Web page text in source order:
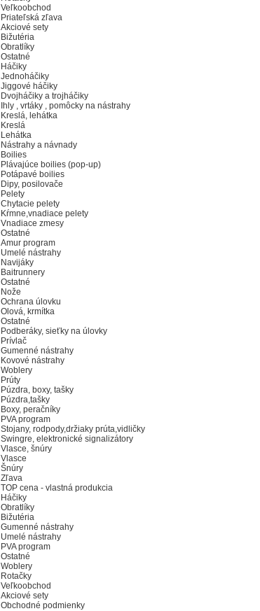
Veľkoobchod
Priateľská zľava
Akciové sety
Bižutéria
Obratlíky
Ostatné
Háčiky
Jednoháčiky
Jiggové háčiky
Dvojháčiky a trojháčiky
Ihly , vrtáky , pomôcky na nástrahy
Kreslá, lehátka
Kreslá
Lehátka
Nástrahy a návnady
Boilies
Plávajúce boilies (pop-up)
Potápavé boilies
Dipy, posilovače
Pelety
Chytacie pelety
Kŕmne,vnadiace pelety
Vnadiace zmesy
Ostatné
Amur program
Umelé nástrahy
Navijáky
Baitrunnery
Ostatné
Nože
Ochrana úlovku
Olová, krmítka
Ostatné
Podberáky, sieťky na úlovky
Prívlač
Gumenné nástrahy
Kovové nástrahy
Woblery
Prúty
Púzdra, boxy, tašky
Púzdra,tašky
Boxy, peračníky
PVA program
Stojany, rodpody,držiaky prúta,vidličky
Swingre, elektronické signalizátory
Vlasce, šnúry
Vlasce
Šnúry
Zľava
TOP cena - vlastná produkcia
Háčiky
Obratlíky
Bižutéria
Gumenné nástrahy
Umelé nástrahy
PVA program
Ostatné
Woblery
Rotačky
Veľkoobchod
Akciové sety
Obchodné podmienky